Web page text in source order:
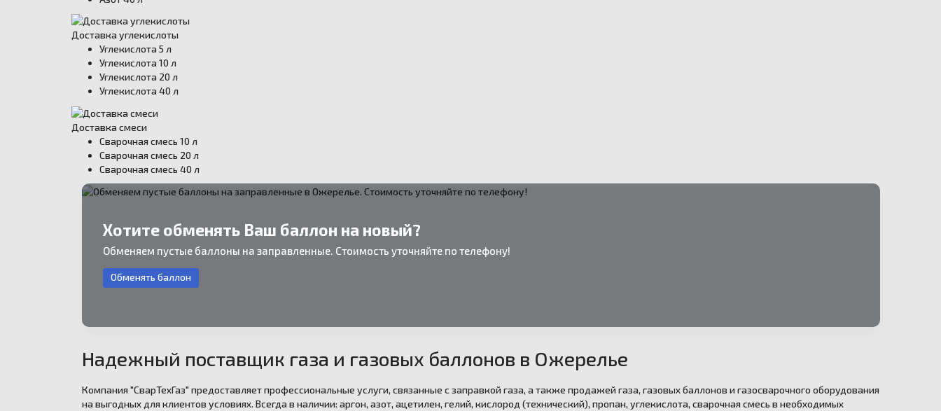
Доставка углекислоты
Углекислота 5 л
Углекислота 10 л
Углекислота 20 л
Углекислота 40 л
Доставка смеси
Сварочная смесь 10 л
Сварочная смесь 20 л
Сварочная смесь 40 л
Хотите обменять Ваш баллон на новый?
Обменяем пустые баллоны на заправленные. Стоимость уточняйте по телефону!
Обменять баллон
Надежный поставщик газа и газовых баллонов в Ожерелье
Компания "СварТехГаз" предоставляет профессиональные услуги, связанные с заправкой газа, а также продажей газа, газовых баллонов и газосварочного оборудования
на выгодных для клиентов условиях. Всегда в наличии: аргон, азот, ацетилен, гелий, кислород (технический), пропан, углекислота, сварочная смесь в необходимых